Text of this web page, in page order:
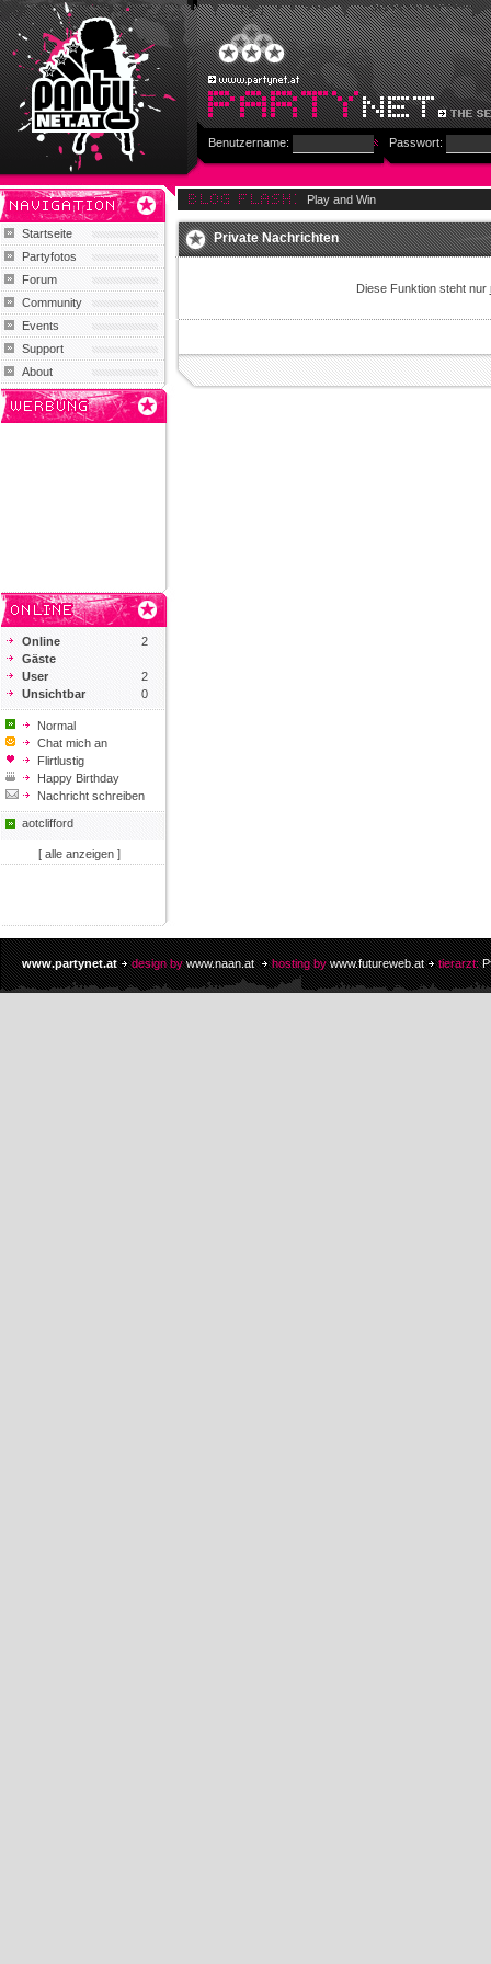
Benutzername: Passwort:
Startseite
Partyfotos
Forum
Community
Events
Support
About
Online
2
Gäste
User
2
Unsichtbar
0
Normal
Chat mich an
Flirtlustig
Happy Birthday
Nachricht schreiben
aotclifford
[ alle anzeigen ]
Play and Win
Private Nachrichten
Diese Funktion steht nur
www.partynet.at design by www.naan.at hosting by www.futureweb.at tierarzt: